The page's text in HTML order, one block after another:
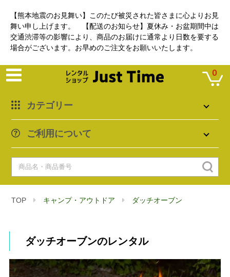
【熊本地震のお見舞い】このたび被災された皆さまに心よりお見
舞い申し上げます。 【配送のお知らせ】夏休み・お盆期間中は
交通渋滞等の影響により、商品のお届けに通常より日数を要する
場合がございます。お早めのご注文をお願いいたします。
カテゴリー
ご利用について
0
TOP キャンプ・アウトドア ダッチオーブン
ダッチオーブンのレンタル